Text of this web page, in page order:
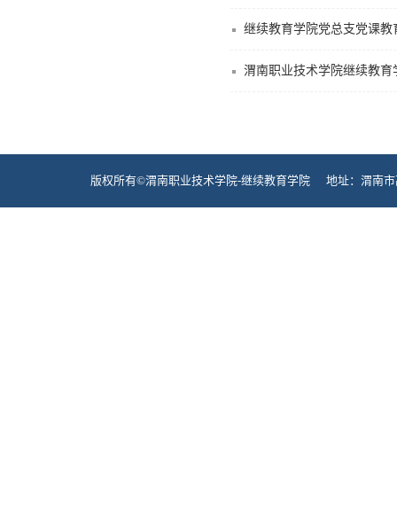
继续教育学院党总支党课教
渭南职业技术学院继续教育
版权所有©渭南职业技术学院-继续教育学院 地址：渭南